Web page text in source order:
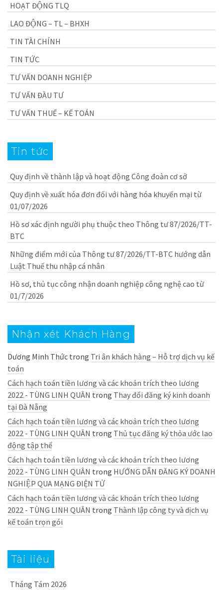
HOẠT ĐỘNG TLQ
LAO ĐỘNG – TL – BHXH
TIN TÀI CHÍNH
TIN TỨC
TƯ VẤN DOANH NGHIỆP
TƯ VẤN ĐẦU TƯ
TƯ VẤN THUẾ – KẾ TOÁN
Tin tức
Quy định về thành lập và hoạt động Công đoàn cơ sở
Quy định về xuất hóa đơn đối với hàng hóa khuyến mại từ
01/07/2026
Hồ sơ xác định người phụ thuộc theo Thông tư 87/2026/TT-
BTC
Những điểm mới của Thông tư 87/2026/TT-BTC hướng dẫn
Luật Thuế thu nhập cá nhân
Hồ sơ, thủ tục công nhận doanh nghiệp công nghệ cao từ
01/7/2026
Nhận xét Khách Hàng
Dương Minh Thức trong Tri ân khách hàng – Hỗ trợ dịch vụ kế
toán
Cách hạch toán tiền lương và các khoản trích theo lương
2022 - TÙNG LINH QUÂN trong Thay đổi đăng ký kinh doanh
tại Đà Nẵng
Cách hạch toán tiền lương và các khoản trích theo lương
2022 - TÙNG LINH QUÂN trong Thủ tục đăng ký thỏa ước lao
động tập thể
Cách hạch toán tiền lương và các khoản trích theo lương
2022 - TÙNG LINH QUÂN trong HƯỚNG DẪN ĐĂNG KÝ DOANH
NGHIỆP QUA MẠNG ĐIỆN TỬ
Cách hạch toán tiền lương và các khoản trích theo lương
2022 - TÙNG LINH QUÂN trong Thành lập công ty và dịch vụ
kế toán trọn gói
Tài liệu
Tháng Tám 2026